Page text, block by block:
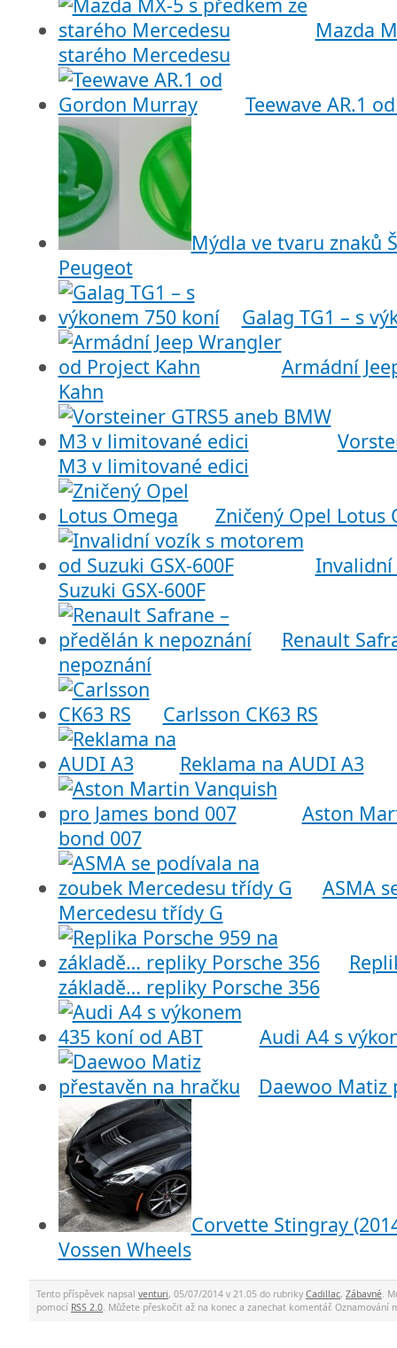
Mazda
starého Mercedesu
Teewave AR.1
Mýdla ve tvaru znaků
Peugeot
Galag TG1 – s
Armádní
Kahn
M3 v limitované edici
Zničený Opel Lotus
Invalidní
Suzuki GSX-600F
Renault
nepoznání
Carlsson CK63 RS
Reklama na AUDI A3
Aston
bond 007
ASMA
Mercedesu třídy G
základě… repliky Porsche 356
Audi A4 s
Daewoo Matiz
Corvette Stingray
Vossen Wheels
Tento příspěvek napsal venturi, 05/07/2014 v 21.05 do rubriky Cadillac, Zábavné .
pomocí RSS 2.0 . Můžete přeskočit až na konec a zanechat komentář.